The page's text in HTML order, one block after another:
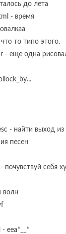
до лета
- время
то типо этого.
- еще одна
- найти выход из
песен
себя
волн
ееа*__*